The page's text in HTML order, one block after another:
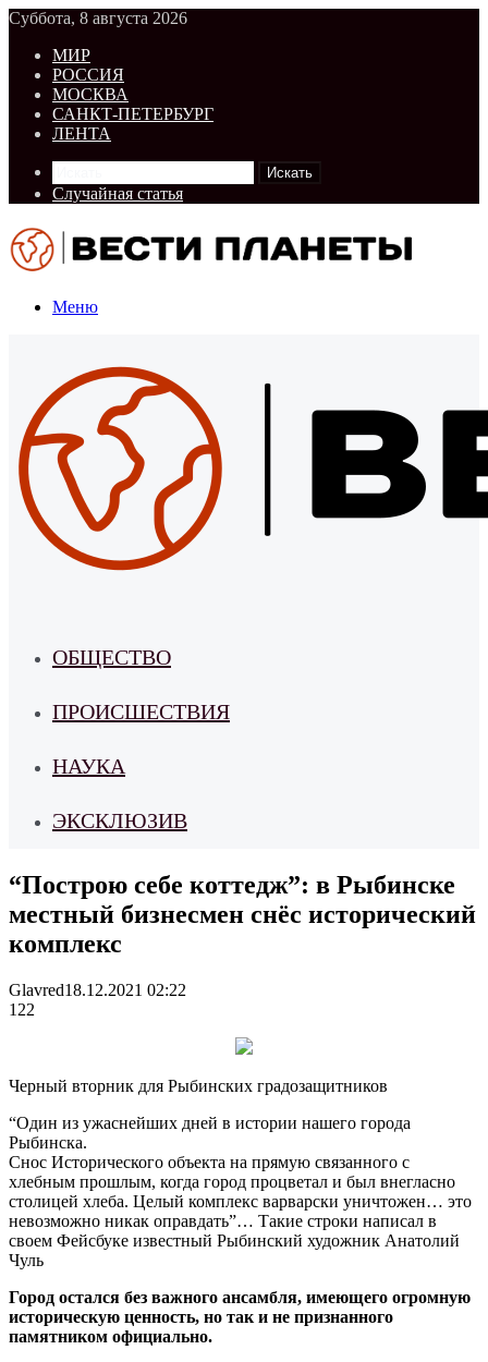
Суббота, 8 августа 2026
МИР
РОССИЯ
МОСКВА
САНКТ-ПЕТЕРБУРГ
ЛЕНТА
Искать
Случайная статья
Меню
ОБЩЕСТВО
ПРОИСШЕСТВИЯ
НАУКА
ЭКСКЛЮЗИВ
“Построю себе коттедж”: в Рыбинске
местный бизнесмен снёс исторический
комплекс
Glavred18.12.2021 02:22
122
Черный вторник для Рыбинских градозащитников
“Один из ужаснейших дней в истории нашего города
Рыбинска.
Снос Исторического объекта на прямую связанного с
хлебным прошлым, когда город процветал и был внегласно
столицей хлеба. Целый комплекс варварски уничтожен… это
невозможно никак оправдать”… Такие строки написал в
своем Фейсбуке известный Рыбинский художник Анатолий
Чуль
Город остался без важного ансамбля, имеющего огромную
историческую ценность, но так и не признанного
памятником официально.